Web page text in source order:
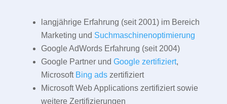
langjährige Erfahrung (seit 2001) im Bereich
Marketing und Suchmaschinenoptimierung
Google AdWords Erfahrung (seit 2004)
Google Partner und Google zertifiziert,
Microsoft Bing adszertifiziert
Microsoft Web Applications zertifiziert sowie
weitere Zertifizierungen